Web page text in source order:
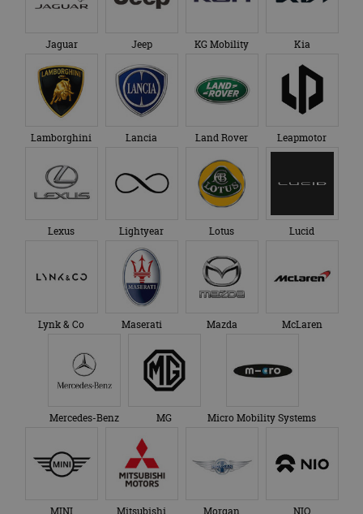
Jaguar Jeep KG Mobility Kia
Lamborghini Lancia Land Rover Leapmotor
Lexus Lightyear Lotus Lucid
Lynk & Co Maserati Mazda McLaren
Mercedes-Benz MG Micro Mobility Systems
MINI Mitsubishi Morgan NIO